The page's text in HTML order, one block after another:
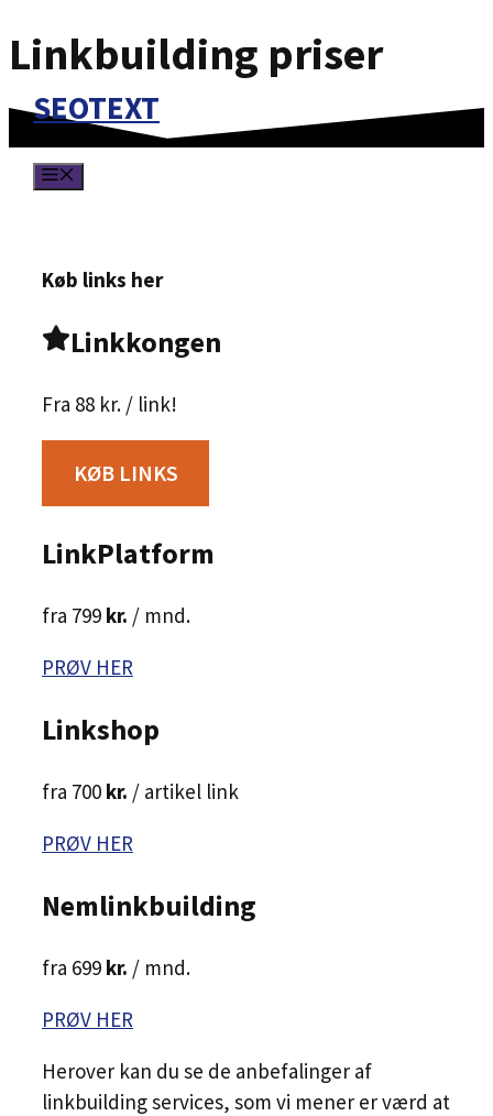
Hop
til
indholdSEOTEXT
Linkbuilding priser
Køb links her
Linkkongen
Fra 88 kr. / link!
KØB LINKS
LinkPlatform
fra 799 kr. / mnd.
PRØV HER
Linkshop
fra 700 kr. / artikel link
PRØV HER
Nemlinkbuilding
fra 699 kr. / mnd.
PRØV HER
Herover kan du se de anbefalinger af
linkbuilding services, som vi mener er værd at